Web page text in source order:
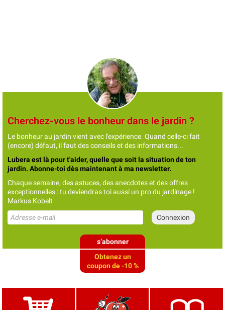
Cherchez-vous le bonheur dans le jardin ?
Le bonheur au jardin vient avec l'expérience. Quand celle-ci fait
(encore) défaut, il faut des conseils et des informations...
Lubera est là pour t'aider, quelle que soit la situation de ton
jardin. Abonne-toi dès maintenant à ma newsletter.
Chaque semaine, des astuces, des anecdotes et des offres
exceptionnelles : tu deviendras toi aussi un pro du jardinage !
Markus Kobelt
s’abonner
Obtenez un
coupon de -10 %